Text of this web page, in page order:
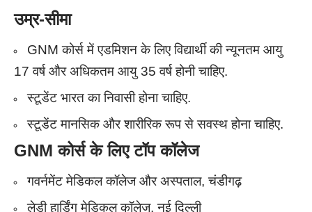
उम्र-सीमा
GNM कोर्स में एडमिशन के लिए विद्यार्थी की न्यूनतम आयु
17 वर्ष और अधिकतम आयु 35 वर्ष होनी चाहिए.
स्टूडेंट भारत का निवासी होना चाहिए.
स्टूडेंट मानसिक और शारीरिक रूप से सवस्थ होना चाहिए.
GNM कोर्स के लिए टॉप कॉलेज
गवर्नमेंट मेडिकल कॉलेज और अस्पताल, चंडीगढ़
लेडी हार्डिंग मेडिकल कॉलेज, नई दिल्ली